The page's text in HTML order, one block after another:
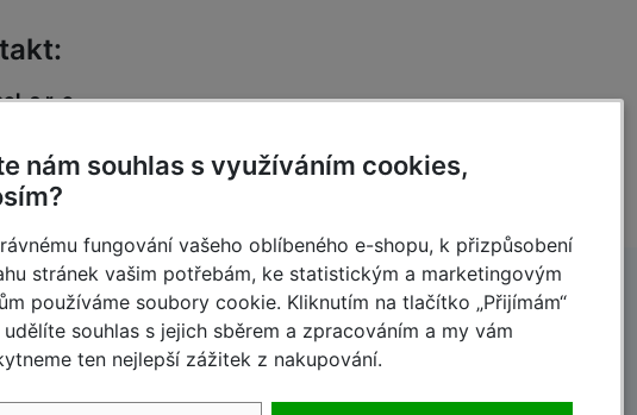
s r. o.
420 924-5, mobil: 602 252 350
Rychlé dodání Skvělé ceny
nám souhlas s využíváním cookies,
fungování vašeho oblíbeného e-shopu, k přizpůsobení
stránek vašim potřebám, ke statistickým a marketingovým
používáme soubory cookie. Kliknutím na tlačítko „Přijímám“
udělíte souhlas s jejich sběrem a zpracováním a my vám
ten nejlepší zážitek z nakupování.